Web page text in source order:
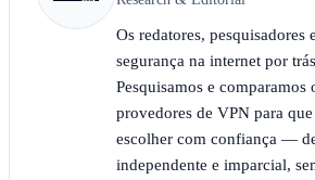
Os redatores, pesquisadores
segurança na internet por
Pesquisamos e comparamos
provedores de VPN para
escolher com confiança —
independente e imparcial,